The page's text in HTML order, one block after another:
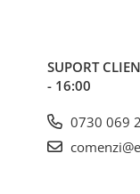
SUPORT
- 16:00
0730 069